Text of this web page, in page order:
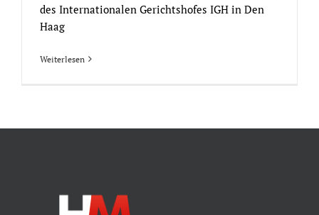
des Internationalen Gerichtshofes IGH in Den
Haag
Weiterlesen